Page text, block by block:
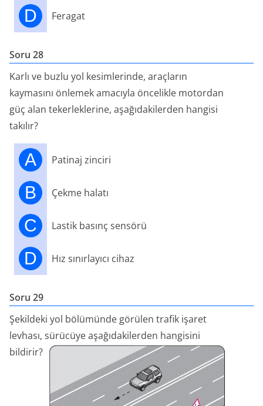
D Feragat
Soru 28
Karlı ve buzlu yol kesimlerinde, araçların
kaymasını önlemek amacıyla öncelikle motordan
güç alan tekerleklerine, aşağıdakilerden hangisi
takılır?
A Patinaj zinciri
B Çekme halatı
C Lastik basınç sensörü
D Hız sınırlayıcı cihaz
Soru 29
Şekildeki yol bölümünde görülen trafik işaret
levhası, sürücüye aşağıdakilerden hangisini
bildirir?